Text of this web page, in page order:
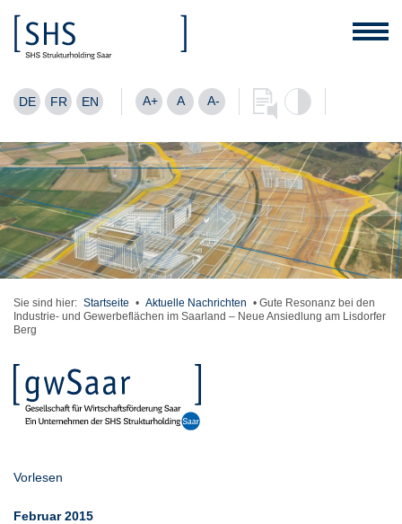
DE FR EN A+ A A-
Sie sind hier: Startseite • Aktuelle Nachrichten • Gute Resonanz bei den
Industrie- und Gewerbeflächen im Saarland – Neue Ansiedlung am Lisdorfer
Berg
Vorlesen
Februar 2015